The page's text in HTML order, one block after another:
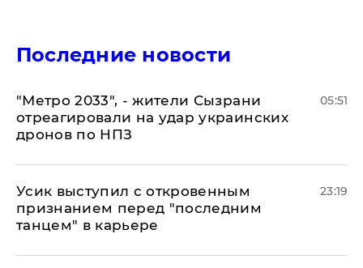
Последние новости
"Метро 2033", - жители Сызрани
отреагировали на удар украинских
дронов по НПЗ
05:51
Усик выступил с откровенным
признанием перед "последним
танцем" в карьере
23:19